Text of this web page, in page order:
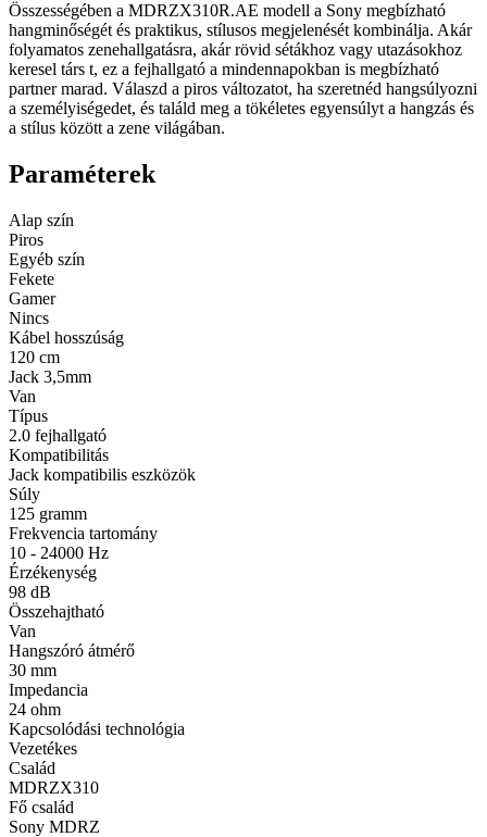
Összességében a MDRZX310R.AE modell a Sony megbízható
hangminőségét és praktikus, stílusos megjelenését kombinálja. Akár
folyamatos zenehallgatásra, akár rövid sétákhoz vagy utazásokhoz
keresel társ t, ez a fejhallgató a mindennapokban is megbízható
partner marad. Válaszd a piros változatot, ha szeretnéd hangsúlyozni
a személyiségedet, és találd meg a tökéletes egyensúlyt a hangzás és
a stílus között a zene világában.
Paraméterek
Alap szín
Piros
Egyéb szín
Fekete
Gamer
Nincs
Kábel hosszúság
120 cm
Jack 3,5mm
Van
Típus
2.0 fejhallgató
Kompatibilitás
Jack kompatibilis eszközök
Súly
125 gramm
Frekvencia tartomány
10 - 24000 Hz
Érzékenység
98 dB
Összehajtható
Van
Hangszóró átmérő
30 mm
Impedancia
24 ohm
Kapcsolódási technológia
Vezetékes
Család
MDRZX310
Fő család
Sony MDRZ